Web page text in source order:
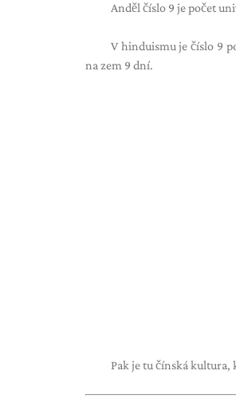
Anděl číslo 9 je počet
V hinduismu je číslo 9
na zem 9 dní.
Pak je tu čínská kultura,